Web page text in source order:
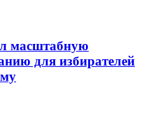
масштабную
для избирателей